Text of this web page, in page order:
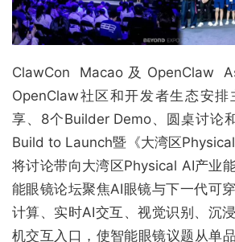
ClawCon Macao及OpenClaw
OpenClaw社区和开发者生态安排
享、8个Builder Demo、圆桌讨论
Build to Launch暨《大湾区
将讨论带向大湾区Physical AI产业
能眼镜论坛聚焦AI眼镜与下一代可
计算、实时AI交互、视觉识别、沉
机交互入口，使智能眼镜议题从单